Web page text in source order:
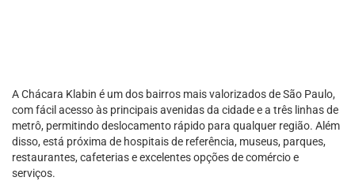
A Chácara Klabin é um dos bairros mais valorizados de São Paulo,
com fácil acesso às principais avenidas da cidade e a três linhas de
metrô, permitindo deslocamento rápido para qualquer região. Além
disso, está próxima de hospitais de referência, museus, parques,
restaurantes, cafeterias e excelentes opções de comércio e
serviços.